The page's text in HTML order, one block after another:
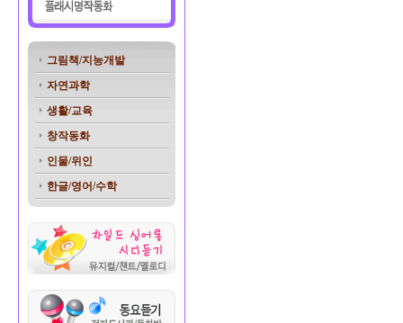
그림책/지능개발
자연과학
생활/교육
창작동화
인물/위인
한글/영어/수학